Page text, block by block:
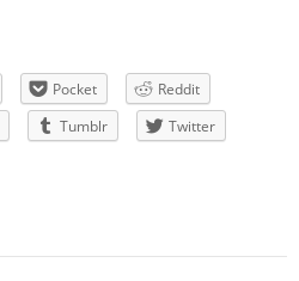
Pocket
Reddit
Tumblr
Twitter